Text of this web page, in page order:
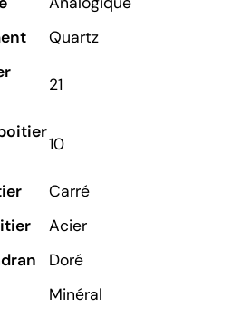
Quartz
21
10
Carré
Acier
Doré
Minéral